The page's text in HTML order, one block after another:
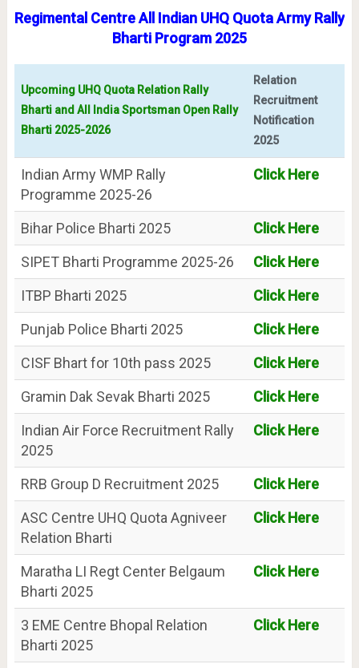
Regimental Centre All Indian UHQ Quota Army Rally
Bharti Program 2025
Upcoming UHQ Quota Relation Rally
Bharti and All India Sportsman Open Rally
Bharti 2025-2026
Relation
Recruitment
Notification
2025
Indian Army WMP Rally
Programme 2025-26
Click Here
Bihar Police Bharti 2025
Click Here
SIPET Bharti Programme 2025-26
Click Here
ITBP Bharti 2025
Click Here
Punjab Police Bharti 2025
Click Here
CISF Bhart for 10th pass 2025
Click Here
Gramin Dak Sevak Bharti 2025
Click Here
Indian Air Force Recruitment Rally
2025
Click Here
RRB Group D Recruitment 2025
Click Here
ASC Centre UHQ Quota Agniveer
Relation Bharti
Click Here
Maratha LI Regt Center Belgaum
Bharti 2025
Click Here
3 EME Centre Bhopal Relation
Bharti 2025
Click Here